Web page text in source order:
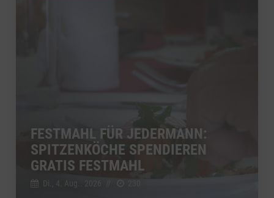
FESTMAHL FÜR JEDERMANN:
SPITZENKÖCHE SPENDIEREN
GRATIS FESTMAHL
Di., 4. Aug.. 2026